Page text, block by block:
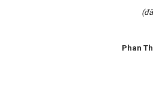
(đã
Phan Thị